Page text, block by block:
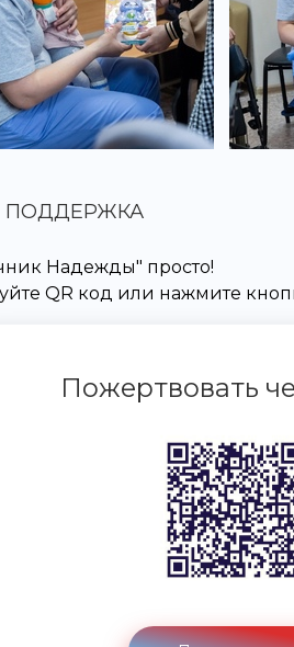
ПОДДЕРЖКА
Надежды" просто!
QR код или нажмите
Пожертвовать